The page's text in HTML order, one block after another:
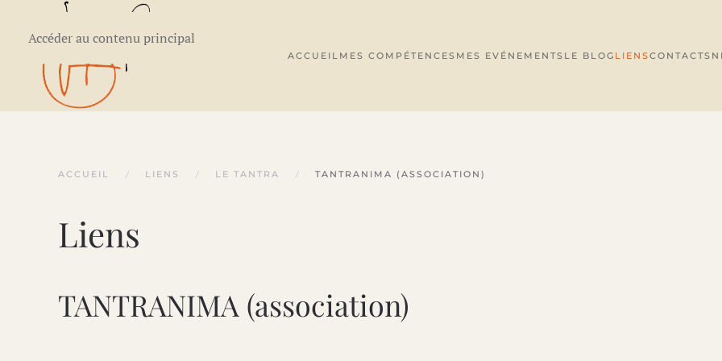
Accéder au contenu principal
ACCUEIL MES COMPÉTENCES MES EVÉNEMENTS LE BLOG LIENSCONTACTS
ACCUEIL LIENS LE TANTRA TANTRANIMA (ASSOCIATION)
Liens
TANTRANIMA (association)